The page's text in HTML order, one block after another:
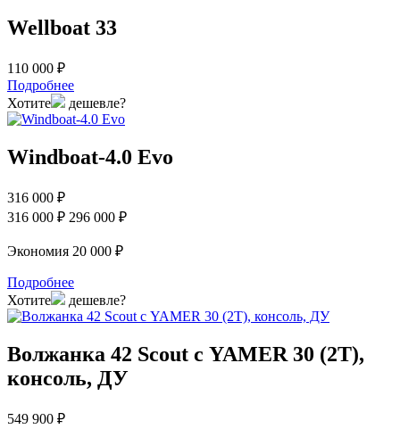
Wellboat 33
110 000 ₽
Подробнее
Хотите
дешевле?
Windboat-4.0 Evo
316 000 ₽
316 000 ₽ 296 000 ₽
Экономия 20 000 ₽
Подробнее
Хотите
дешевле?
Волжанка 42 Scout с YAMER 30 (2T),
консоль, ДУ
549 900 ₽